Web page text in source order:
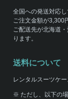
全国への発送対応し
ご注文金額が3,300
ご配送先が北海道
ります。
送料について
レンタルスーツケー
※ ただし、以下の